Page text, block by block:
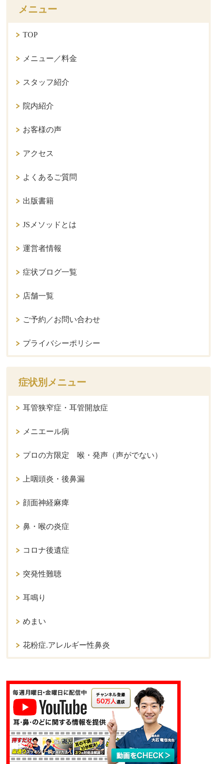
メニュー
TOP
メニュー／料金
スタッフ紹介
院内紹介
お客様の声
アクセス
よくあるご質問
出版書籍
JSメソッドとは
運営者情報
症状ブログ一覧
店舗一覧
ご予約／お問い合わせ
プライバシーポリシー
症状別メニュー
耳管狭窄症・耳管開放症
メニエール病
プロの方限定 喉・発声（声がでない）
上咽頭炎・後鼻漏
顔面神経麻痺
鼻・喉の炎症
コロナ後遺症
突発性難聴
耳鳴り
めまい
花粉症.アレルギー性鼻炎